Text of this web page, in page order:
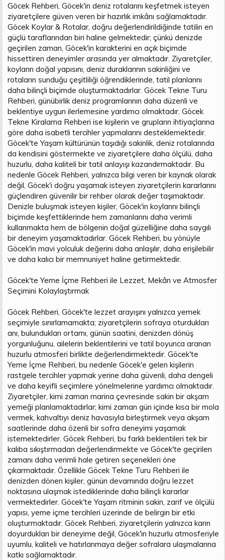
Göcek Rehberi, Göcek'in deniz rotalarını keşfetmek isteyen
ziyaretçilere güven veren bir hazırlık imkânı sağlamaktadır.
Göcek Koylar & Rotalar, doğru değerlendirildiğinde tatilin en
güçlü taraflarından biri haline gelmektedir; çünkü denizde
geçirilen zaman, Göcek'in karakterini en açık biçimde
hissettiren deneyimler arasında yer almaktadır. Ziyaretçiler,
koyların doğal yapısını, deniz duraklarının sakinliğini ve
rotaların sunduğu çeşitliliği öğrendiklerinde, tatil planlarını
daha bilinçli biçimde oluşturmaktadırlar. Göcek Tekne Turu
Rehberi, günübirlik deniz programlarının daha düzenli ve
beklentiye uygun ilerlemesine yardımcı olmaktadır. Göcek
Tekne Kiralama Rehberi ise kişilerin ve grupların ihtiyaçlarına
göre daha isabetli tercihler yapmalarını desteklemektedir.
Göcek'te Yaşam kültürünün taşıdığı sakinlik, deniz rotalarında
da kendisini göstermekte ve ziyaretçilere daha ölçülü, daha
huzurlu, daha kaliteli bir tatil anlayışı kazandırmaktadır. Bu
nedenle Göcek Rehberi, yalnızca bilgi veren bir kaynak olarak
değil, Göcek'i doğru yaşamak isteyen ziyaretçilerin kararlarını
güçlendiren güvenilir bir rehber olarak değer taşımaktadır.
Denizle buluşmak isteyen kişiler, Göcek'in koylarını bilinçli
biçimde keşfettiklerinde hem zamanlarını daha verimli
kullanmakta hem de bölgenin doğal güzelliğine daha saygılı
bir deneyim yaşamaktadırlar. Göcek Rehberi, bu yönüyle
Göcek'in mavi yolculuk değerini daha anlaşılır, daha erişilebilir
ve daha kalıcı bir memnuniyet haline getirmektedir.
Göcek'te Yeme İçme Rehberi ile Lezzet, Mekân ve Atmosfer
Seçimini Kolaylaştırmak
Göcek Rehberi, Göcek'te lezzet arayışını yalnızca yemek
seçimiyle sınırlamamakta; ziyaretçilerin sofraya oturdukları
anı, bulundukları ortamı, günün saatini, denizden dönüş
yorgunluğunu, ailelerin beklentilerini ve tatil boyunca aranan
huzurlu atmosferi birlikte değerlendirmektedir. Göcek'te
Yeme İçme Rehberi, bu nedenle Göcek'e gelen kişilerin
rastgele tercihler yapmak yerine daha güvenli, daha dengeli
ve daha keyifli seçimlere yönelmelerine yardımcı olmaktadır.
Ziyaretçiler, kimi zaman marina çevresinde sakin bir akşam
yemeği planlamaktadırlar; kimi zaman gün içinde kısa bir mola
vermek, kahvaltıyı deniz havasıyla birleştirmek veya akşam
saatlerinde daha özenli bir sofra deneyimi yaşamak
istemektedirler. Göcek Rehberi, bu farklı beklentileri tek bir
kalıba sıkıştırmadan değerlendirmekte ve Göcek'te geçirilen
zamanı daha verimli hale getiren seçenekleri öne
çıkarmaktadır. Özellikle Göcek Tekne Turu Rehberi ile
denizden dönen kişiler, günün devamında doğru lezzet
noktasına ulaşmak istediklerinde daha bilinçli kararlar
vermektedirler. Göcek'te Yaşam ritminin sakin, zarif ve ölçülü
yapısı, yeme içme tercihleri üzerinde de belirgin bir etki
oluşturmaktadır. Göcek Rehberi, ziyaretçilerin yalnızca karın
doyurdukları bir deneyime değil, Göcek'in huzurlu atmosferiyle
uyumlu, kaliteli ve hatırlanmaya değer sofralara ulaşmalarına
katkı sağlamaktadır.